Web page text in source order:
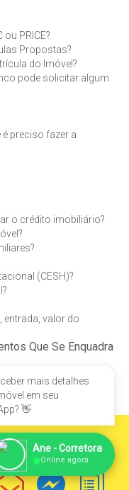
PRICE?
Propostas?
do Imóvel?
pode solicitar algum
é preciso fazer a
o crédito imobiliário?
(CESH)?
entrada, valor do
Que Se Enquadra
mais detalhes
em seu
👋
Ane - Corretora
●Online agora